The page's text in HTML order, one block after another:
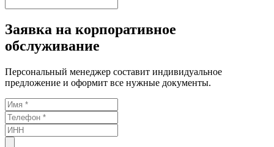
Заявка на корпоративное
обслуживание
Персональный менеджер составит индивидуальное
предложение и оформит все нужные документы.